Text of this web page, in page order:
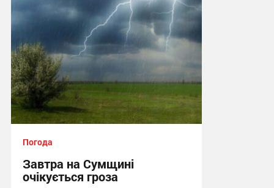
Погода
Завтра на Сумщині
очікується гроза